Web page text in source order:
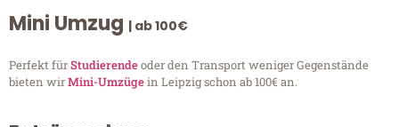
Mini Umzug | ab 100€
Perfekt fürStudierendeoder den Transport weniger Gegenstände
bieten wirMini-Umzügein Leipzig schon ab 100€ an.